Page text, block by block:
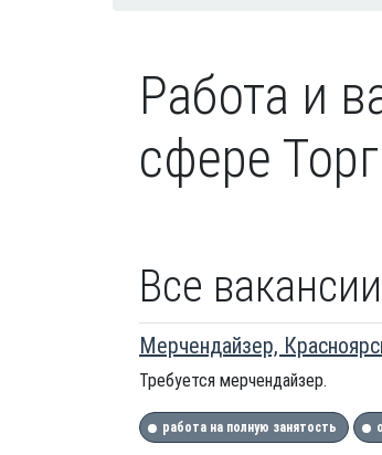
Работа и
сфере
Все вакансии
Мерчендайзер,
Требуется мерчендайзер.
работа на полную занятость